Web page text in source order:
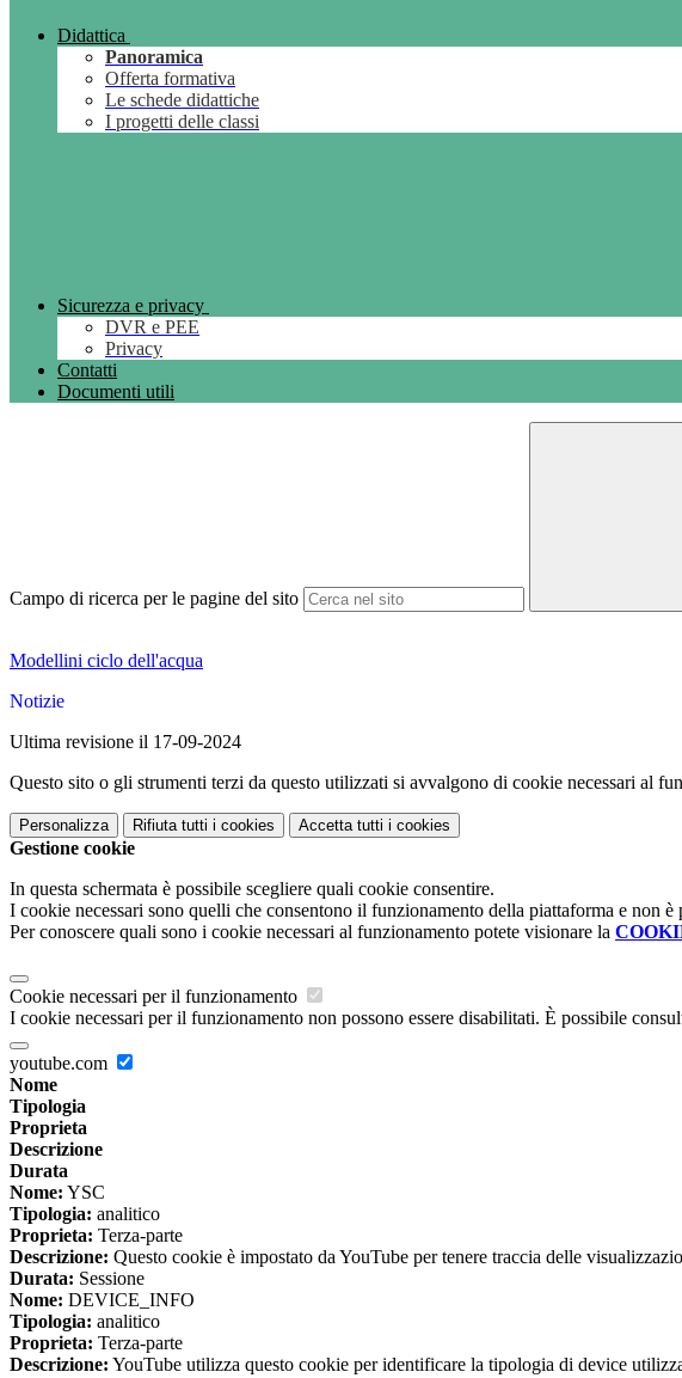
Didattica
Panoramica
Offerta formativa
Le schede didattiche
I progetti delle classi
Sicurezza e privacy
DVR e PEE
Privacy
Contatti
Documenti utili
Campo di ricerca per le pagine del sito
Modellini ciclo dell'acqua
Notizie
Ultima revisione il 17-09-2024
Questo sito o gli strumenti terzi da questo utilizzati si avvalgono di cookie necessari al
Personalizza Rifiuta tutti i cookies Accetta tutti i cookies
Gestione cookie
In questa schermata è possibile scegliere quali cookie consentire.
I cookie necessari sono quelli che consentono il funzionamento della piattaforma e non
Per conoscere quali sono i cookie necessari al funzionamento potete visionare la
Cookie necessari per il funzionamento
I cookie necessari per il funzionamento non possono essere disabilitati. È possibile
youtube.com
Nome
Tipologia
Proprieta
Descrizione
Durata
Nome: YSC
Tipologia: analitico
Proprieta: Terza-parte
Descrizione: Questo cookie è impostato da YouTube per tenere traccia delle
Durata: Sessione
Nome: DEVICE_INFO
Tipologia: analitico
Proprieta: Terza-parte
Descrizione: YouTube utilizza questo cookie per identificare la tipologia di device